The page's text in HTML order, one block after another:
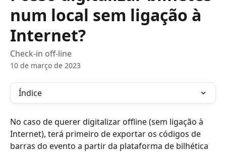
num local sem ligação à
Internet?
Check-in off-line
10 de março de 2023
Índice
No caso de querer digitalizar offline (sem ligação à
Internet), terá primeiro de exportar os códigos de
barras do evento a partir da plataforma de bilhética